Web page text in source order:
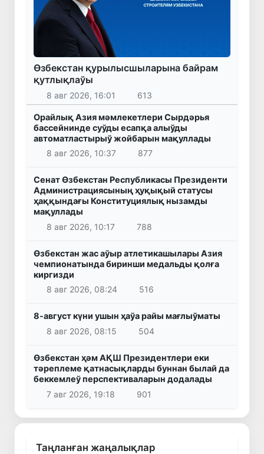
Өзбекстан қурылысшыларына байрам
қутлықлаўы
8 авг 2026, 16:01 613
Орайлық Азия мәмлекетлери Сырдәрья
бассейнинде суўды есапқа алыўды
автоматластырыў жойбарын мақуллады
8 авг 2026, 10:37
877
Сенат Өзбекстан Республикасы Президенти
Администрациясының ҳуқықый статусы
ҳаққындағы Конституциялық нызамды
мақуллады
8 авг 2026, 10:17
788
Өзбекстан жас аўыр атлетикашылары Азия
чемпионатында биринши медальды қолға
киргизди
8 авг 2026, 08:24
516
8-август күни ушын ҳаўа райы мағлыўматы
8 авг 2026, 08:15
504
Өзбекстан ҳәм АҚШ Президентлери еки
тәреплеме қатнасықларды буннан былай да
беккемлеў перспективаларын додалады
7 авг 2026, 19:18
901
Таңланған жаңалықлар